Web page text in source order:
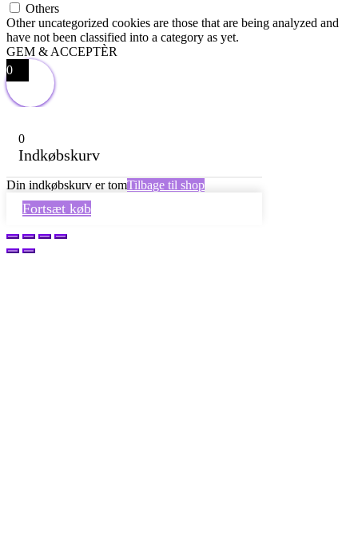
Others
Other uncategorized cookies are those that are being analyzed and
have not been classified into a category as yet.
GEM & ACCEPTÈR
0
0
Indkøbskurv
Din indkøbskurv er tomTilbage til shop
Fortsæt køb